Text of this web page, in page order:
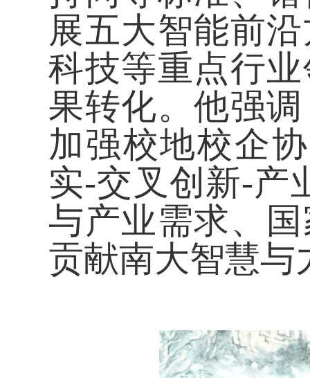
展五大智能前
科技等重点行
果转化。他强
加强校地校企
实-交叉创新-产
与产业需求、
贡献南大智慧与